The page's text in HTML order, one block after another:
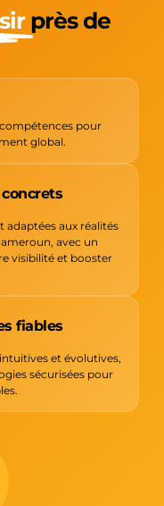
près de
pour
global.
aux réalités
avec un
visibilité et booster
fiables
et évolutives,
sécurisées pour